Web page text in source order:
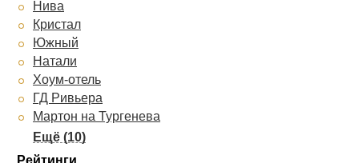
Парк-Отель Пирамида
Екатерининский
Валенсия
Аэропорт Краснодар
Прайд
Грац
Аврора
Триумф
Hotel Congress Krasnodar
Нива
Кристал
Южный
Натали
Хоум-отель
ГД Ривьера
Мартон на Тургенева
Vista
Мартон Пашковский
Рейтинги